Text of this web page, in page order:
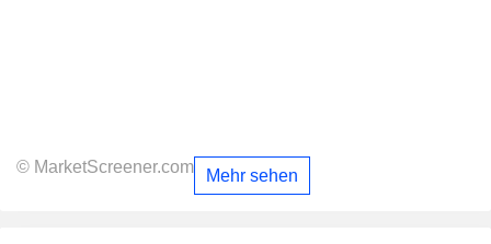
© MarketScreener.com Mehr sehen